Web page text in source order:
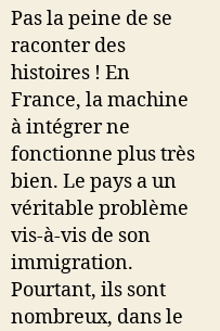
Pas la peine de se
raconter des
histoires ! En
France, la machine
à intégrer ne
fonctionne plus très
bien. Le pays a un
véritable problème
vis-à-vis de son
immigration.
Pourtant, ils sont
nombreux, dans le